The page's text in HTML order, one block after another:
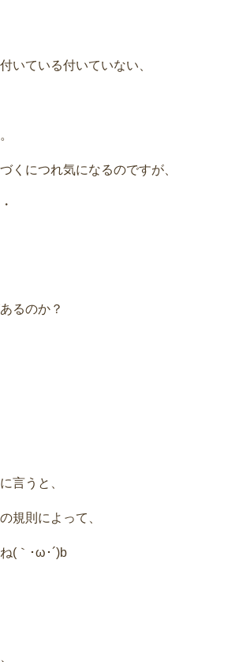
いている付いていない、
くにつれ気になるのですが、
るのか？
言うと、
規則によって、
(｀･ω･´)b